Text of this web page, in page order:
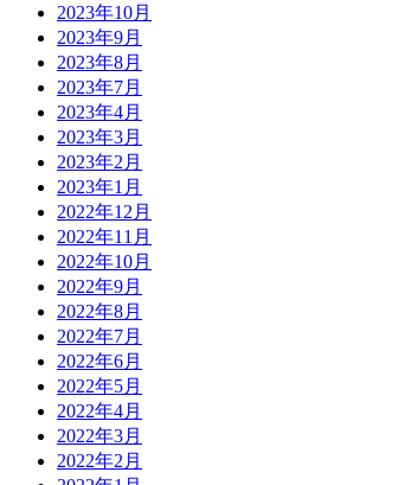
2023年10月
2023年9月
2023年8月
2023年7月
2023年4月
2023年3月
2023年2月
2023年1月
2022年12月
2022年11月
2022年10月
2022年9月
2022年8月
2022年7月
2022年6月
2022年5月
2022年4月
2022年3月
2022年2月